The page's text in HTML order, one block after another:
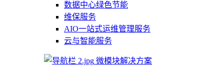
数据中心绿色节能
维保服务
AIO一站式运维管理服务
云与智能服务
微模块解决方案